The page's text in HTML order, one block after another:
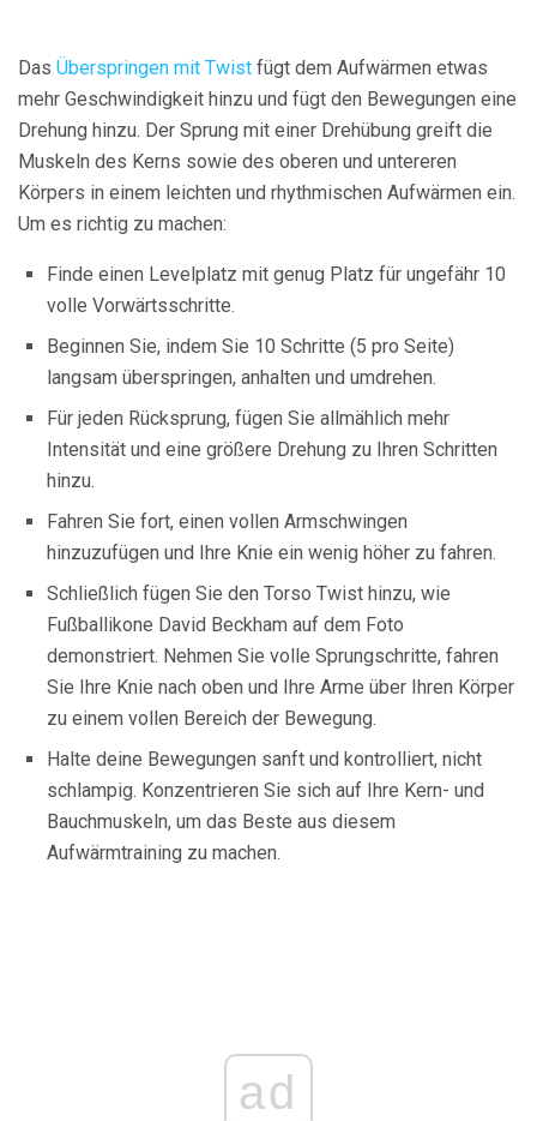
Das Überspringen mit Twist fügt dem Aufwärmen etwas
mehr Geschwindigkeit hinzu und fügt den Bewegungen eine
Drehung hinzu. Der Sprung mit einer Drehübung greift die
Muskeln des Kerns sowie des oberen und untereren
Körpers in einem leichten und rhythmischen Aufwärmen ein.
Um es richtig zu machen:
Finde einen Levelplatz mit genug Platz für ungefähr 10
volle Vorwärtsschritte.
Beginnen Sie, indem Sie 10 Schritte (5 pro Seite)
langsam überspringen, anhalten und umdrehen.
Für jeden Rücksprung, fügen Sie allmählich mehr
Intensität und eine größere Drehung zu Ihren Schritten
hinzu.
Fahren Sie fort, einen vollen Armschwingen
hinzuzufügen und Ihre Knie ein wenig höher zu fahren.
Schließlich fügen Sie den Torso Twist hinzu, wie
Fußballikone David Beckham auf dem Foto
demonstriert. Nehmen Sie volle Sprungschritte, fahren
Sie Ihre Knie nach oben und Ihre Arme über Ihren Körper
zu einem vollen Bereich der Bewegung.
Halte deine Bewegungen sanft und kontrolliert, nicht
schlampig. Konzentrieren Sie sich auf Ihre Kern- und
Bauchmuskeln, um das Beste aus diesem
Aufwärmtraining zu machen.
ad